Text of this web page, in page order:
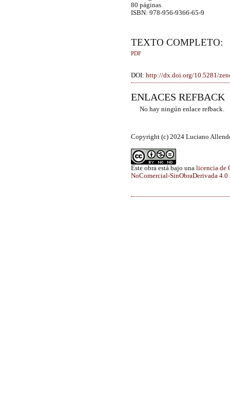
80 páginas
ISBN: 978-956-9366-65-9
TEXTO COMPLETO:
PDF
DOI: http://dx.doi.org/10.5281/
ENLACES REFBACK
No hay ningún enlace refback.
Copyright (c) 2024 Luciano
Este obra está bajo una licencia de
NoComercial-SinObraDerivada